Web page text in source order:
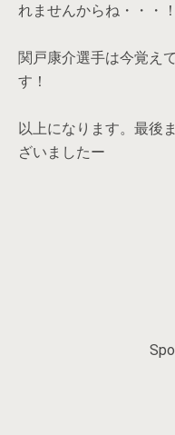
れませんからね・・・！
関戸康介選手は今覚え
す！
以上になります。最後
ざいましたー